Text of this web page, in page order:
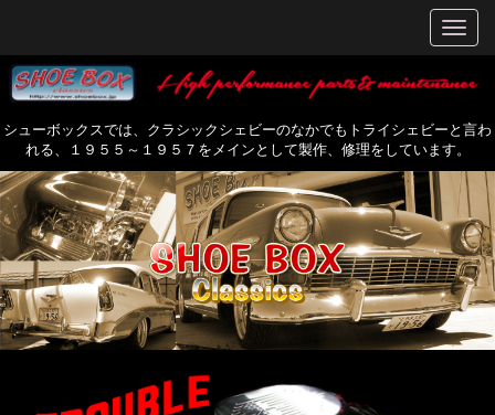
シューボックスでは、クラシックシェビーのなかでもトライシェビーと言わ
れる、１９５５～１９５７をメインとして製作、修理をしています。